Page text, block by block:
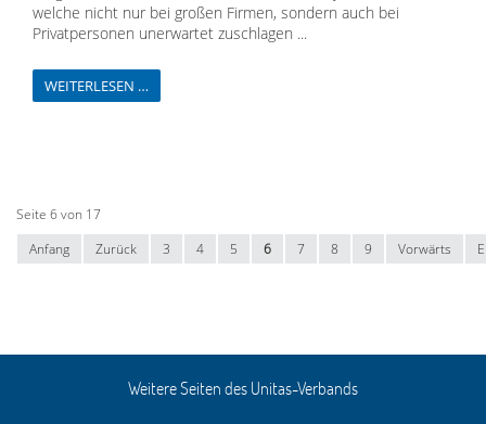
welche nicht nur bei großen Firmen, sondern auch bei
Privatpersonen unerwartet zuschlagen ...
WEITERLESEN …
Seite 6 von 17
Anfang
Zurück 3 4 5 6 7 8 9 Vorwärts
Weitere Seiten des Unitas-Verbands